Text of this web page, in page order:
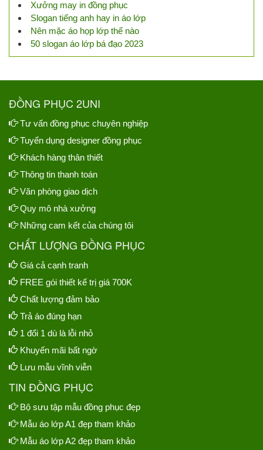
Xưởng may in đồng phục
Slogan tiếng anh hay in áo lớp
Nên mặc áo họp lớp thế nào
50 slogan áo lớp bá đạo 2023
ĐỒNG PHỤC 2UNI
Tư vấn đồng phục chuyên nghiệp
Tuyển dụng designer đồng phục
Khách hàng thân thiết
Thông tin thanh toán
Văn phòng giao dịch
Quy mô nhà xưởng
Những cam kết của chúng tôi
CHẤT LƯỢNG ĐỒNG PHỤC
Giá cả cạnh tranh
FREE gói thiết kế trị giá 700K
Chất lượng đảm bảo
Trả áo đúng hạn
1 đổi 1 dù là lỗi nhỏ
Khuyến mãi bất ngờ
Lưu mẫu vĩnh viễn
TIN ĐỒNG PHỤC
Bộ sưu tập mẫu đồng phục đẹp
Mẫu áo lớp A1 đẹp tham khảo
Mẫu áo lớp A2 đẹp tham khảo